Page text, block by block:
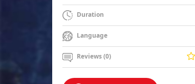
Duration
Language
Reviews (0)